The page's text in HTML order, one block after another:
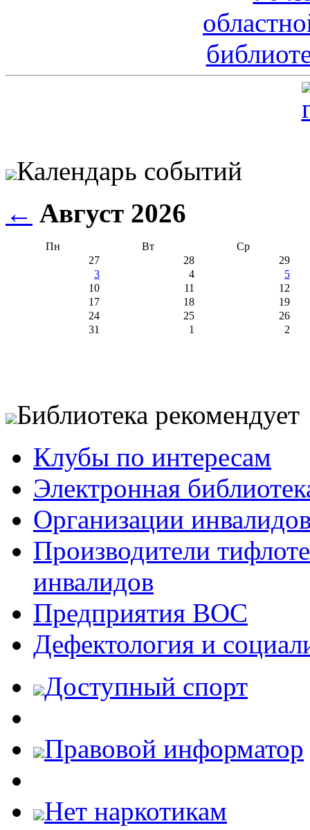
Календарь событий
← Август 2026
Пн Вт
Ср
27
28
29
3
4
5
10
11
12
17
18
19
24
25
26
31
1 2
Библиотека рекомендует
Клубы по интересам
Электронная
Организации
Производители
инвалидов
Предприятия ВОС
Дефектология и
Доступный спорт
Правовой информатор
Нет наркотикам